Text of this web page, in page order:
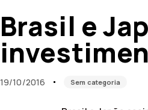
Brasil e
19/10/2016 Sem categoria